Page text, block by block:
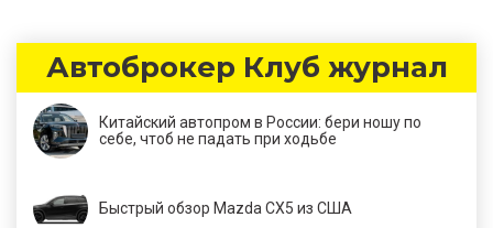
Автоброкер Клуб журнал
Китайский автопром в России: бери ношу по
себе, чтоб не падать при ходьбе
Быстрый обзор Mazda CX5 из США